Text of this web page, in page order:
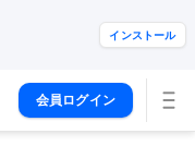
インストール
会員ログイン